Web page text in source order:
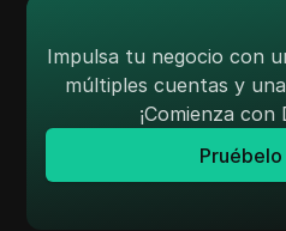
Impulsa tu negocio con
múltiples cuentas y
¡Comienza con